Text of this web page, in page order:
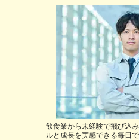
飲食業から未経験で飛び込
ルと成長を実感できる毎日で